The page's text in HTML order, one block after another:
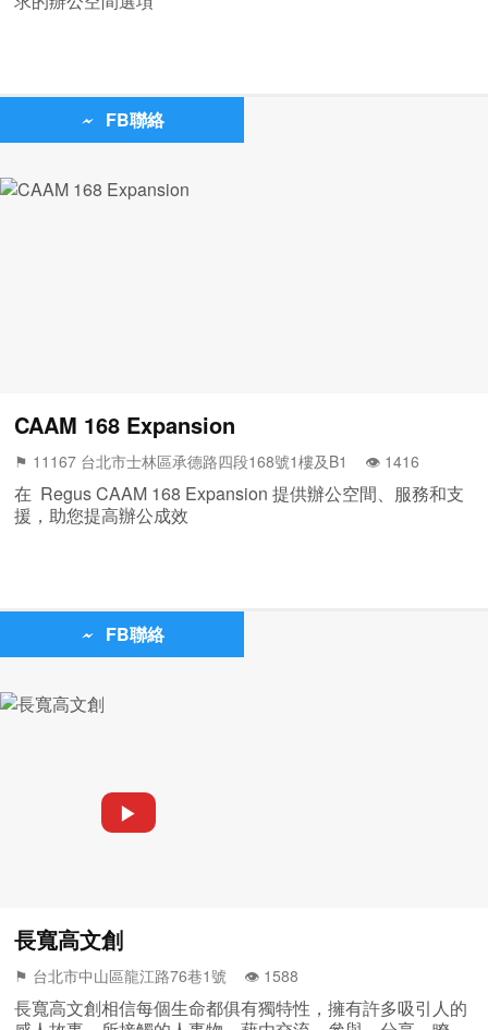
FB聯絡
CAAM 168 Expansion
⚑ 11167 台北市士林區承德路四段168號1樓及B1 👁️‍ 1416
在 Regus CAAM 168 Expansion 提供辦公空間、服務和支
援，助您提高辦公成效
FB聯絡
▶
長寬高文創
⚑ 台北市中山區龍江路76巷1號 👁️‍ 1588
長寬高文創相信每個生命都俱有獨特性，擁有許多吸引人的